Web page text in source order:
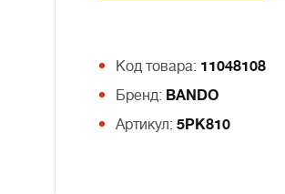
Код товара: 11048108
Бренд: BANDO
Артикул: 5PK810